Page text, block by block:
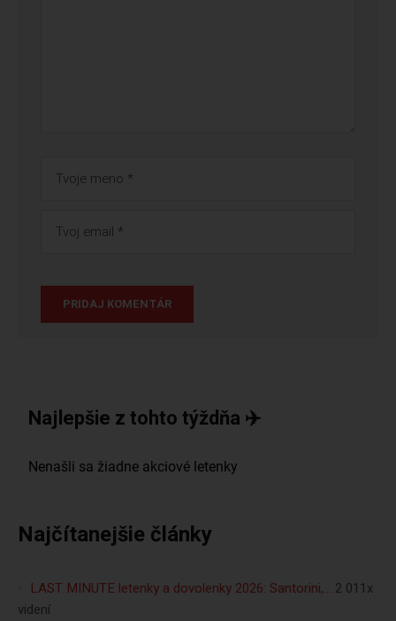
Najlepšie z tohto týždňa ✈️
Najčítanejšie články
LAST MINUTE letenky a dovolenky 2026: Santorini,… 2 011x
videní